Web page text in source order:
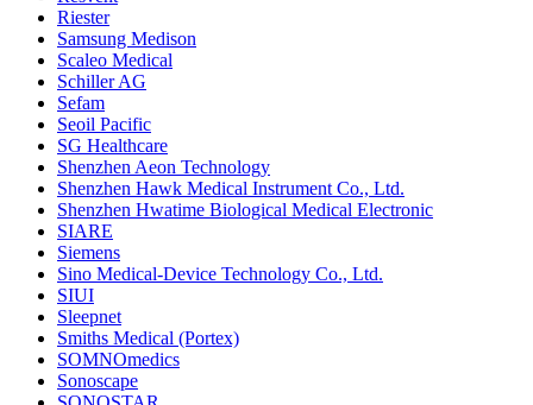
Riester
Samsung Medison
Scaleo Medical
Schiller AG
Sefam
Seoil Pacific
SG Healthcare
Shenzhen Aeon Technology
Shenzhen Hawk Medical Instrument Co., Ltd.
Shenzhen Hwatime Biological Medical Electronic
SIARE
Siemens
Sino Medical-Device Technology Co., Ltd.
SIUI
Sleepnet
Smiths Medical (Portex)
SOMNOmedics
Sonoscape